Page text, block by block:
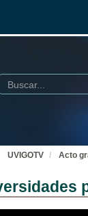
UVIGOTV Acto